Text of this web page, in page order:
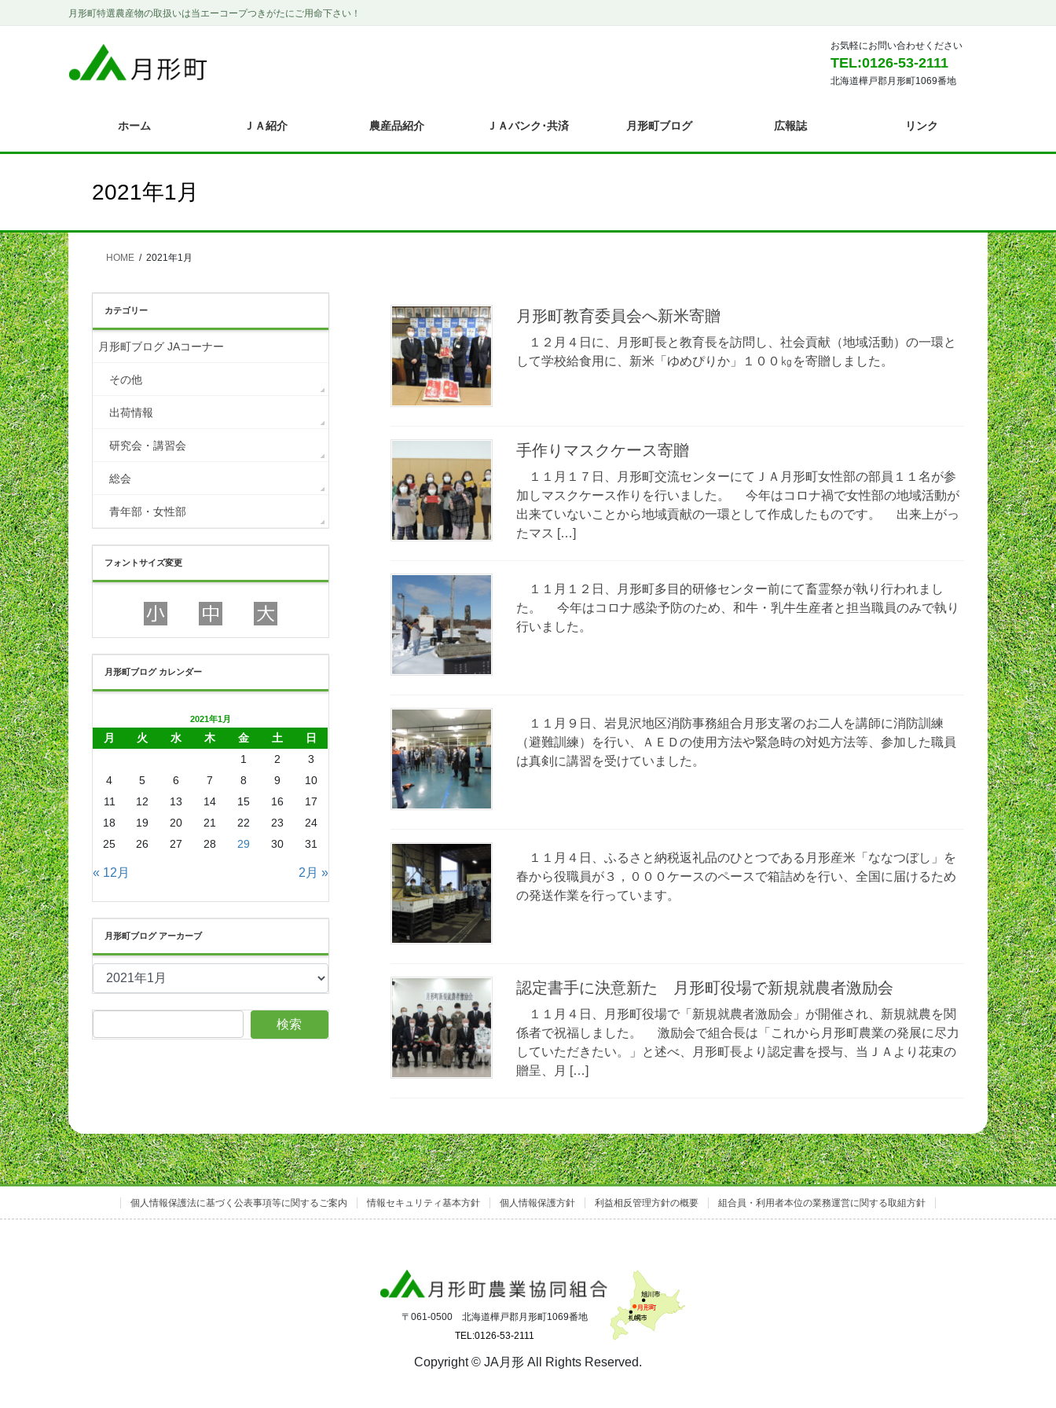
ン
ビ
月形町特選農産物の取扱いは当エーコープつきがたにご用命下さい！
お気軽にお問い合わせください
TEL:0126-53-2111
北海道樺戸郡月形町1069番地
ホーム ＪＡ紹介 農産品紹介 ＪＡバンク･共済 月形町ブログ 広報誌 リンク
2021年1月
HOME 2021年1月
月形町教育委員会へ新米寄贈
１２月４日に、月形町長と教育長を訪問し、社会貢献（地域活動）の一環と
して学校給食用に、新米「ゆめぴりか」１００㎏を寄贈しました。
手作りマスクケース寄贈
１１月１７日、月形町交流センターにてＪＡ月形町女性部の部員１１名が参
加しマスクケース作りを行いました。 今年はコロナ禍で女性部の地域活動が
出来ていないことから地域貢献の一環として作成したものです。 出来上がっ
たマス […]
１１月１２日、月形町多目的研修センター前にて畜霊祭が執り行われまし
た。 今年はコロナ感染予防のため、和牛・乳牛生産者と担当職員のみで執り
行いました。
１１月９日、岩見沢地区消防事務組合月形支署のお二人を講師に消防訓練
（避難訓練）を行い、ＡＥＤの使用方法や緊急時の対処方法等、参加した職員
は真剣に講習を受けていました。
１１月４日、ふるさと納税返礼品のひとつである月形産米「ななつぼし」を
春から役職員が３，０００ケースのペースで箱詰めを行い、全国に届けるため
の発送作業を行っています。
認定書手に決意新た 月形町役場で新規就農者激励会
１１月４日、月形町役場で「新規就農者激励会」が開催され、新規就農を関
係者で祝福しました。 激励会で組合長は「これから月形町農業の発展に尽力
していただきたい。」と述べ、月形町長より認定書を授与、当ＪＡより花束の
贈呈、月 […]
カテゴリー
月形町ブログ JAコーナー
その他
出荷情報
研究会・講習会
総会
青年部・女性部
フォントサイズ変更
月形町ブログ カレンダー
2021年1月
月 火 水 木 金 土
日
1
2
3
4
5 6 7 8 9
10
11
12 13 14 15 16
17
18
19 20 21 22 23
24
25
26 27 28 29 30 31
« 12月 2月 »
月形町ブログ アーカーブ
月
ロ
ー
ブ
個人情報保護法に基づく公表事項等に関するご案内 情報セキュリティ基本方針 個人情報保護方針 利益相反管理方針の概要 組合員・利用者本位の業務運営に関する取組方針
〒061-0500 北海道樺戸郡月形町1069番地
TEL:0126-53-2111
Copyright © JA月形 All Rights Reserved.